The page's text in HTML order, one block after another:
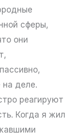
сферы,
они
на деле.
реагируют
Когда я жил